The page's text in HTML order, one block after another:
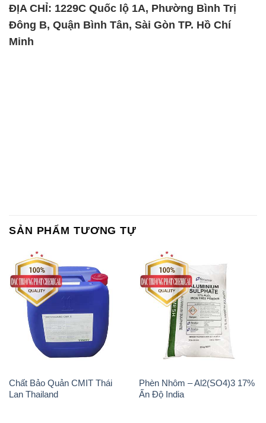
ĐỊA CHỈ: 1229C Quốc lộ 1A, Phường Bình Trị
Đông B, Quận Bình Tân, Sài Gòn TP. Hồ Chí
Minh
SẢN PHẨM TƯƠNG TỰ
Chất Bảo Quản CMIT Thái
Lan Thailand
Phèn Nhôm – Al2(SO4)3 17%
Ấn Độ India